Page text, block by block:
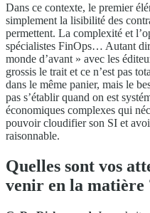
Dans ce contexte, le premier
simplement la lisibilité des
permettent. La complexité et
spécialistes FinOps… Autant
monde d’avant » avec les
grossis le trait et ce n’est pas
dans le même panier, mais le
pas s’établir quand on est
économiques complexes qui
pouvoir cloudifier son SI et
raisonnable.
Quelles sont vos
venir en la matière